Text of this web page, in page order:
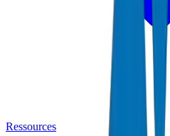
Ressources